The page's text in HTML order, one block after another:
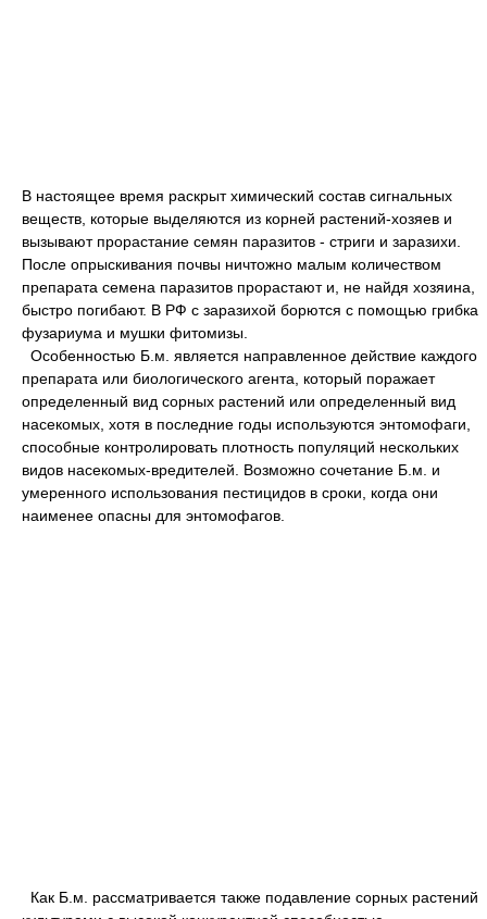
В настоящее время раскрыт химический состав сигнальных
веществ, которые выделяются из корней растений-хозяев и
вызывают прорастание семян паразитов - стриги и заразихи.
После опрыскивания почвы ничтожно малым количеством
препарата семена паразитов прорастают и, не найдя хозяина,
быстро погибают. В РФ с заразихой борются с помощью грибка
фузариума и мушки фитомизы.
Особенностью Б.м. является направленное действие каждого
препарата или биологического агента, который поражает
определенный вид сорных растений или определенный вид
насекомых, хотя в последние годы используются энтомофаги,
способные контролировать плотность популяций нескольких
видов насекомых-вредителей. Возможно сочетание Б.м. и
умеренного использования пестицидов в сроки, когда они
наименее опасны для энтомофагов.
Как Б.м. рассматривается также подавление сорных растений